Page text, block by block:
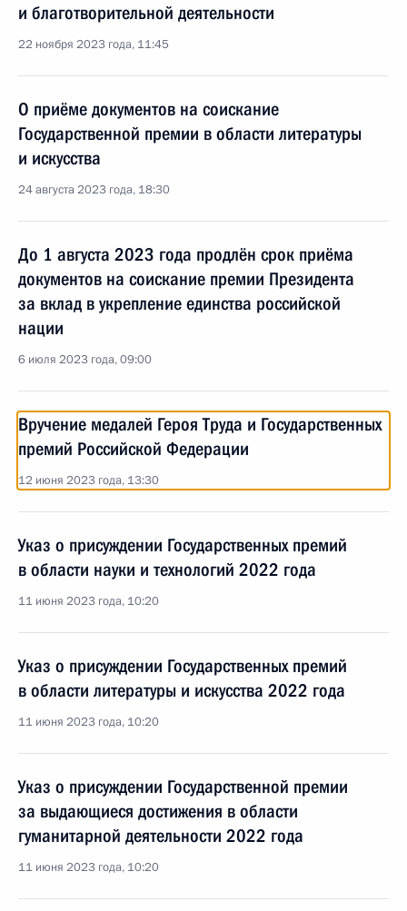
и благотворительной деятельности
22 ноября 2023 года, 11:45
О приёме документов на соискание
Государственной премии в области литературы
и искусства
24 августа 2023 года, 18:30
До 1 августа 2023 года продлён срок приёма
документов на соискание премии Президента
за вклад в укрепление единства российской
нации
6 июля 2023 года, 09:00
Вручение медалей Героя Труда и Государственных
премий Российской Федерации
12 июня 2023 года, 13:30
Указ о присуждении Государственных премий
в области науки и технологий 2022 года
11 июня 2023 года, 10:20
Указ о присуждении Государственных премий
в области литературы и искусства 2022 года
11 июня 2023 года, 10:20
Указ о присуждении Государственной премии
за выдающиеся достижения в области
гуманитарной деятельности 2022 года
11 июня 2023 года, 10:20